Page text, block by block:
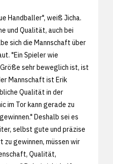
Handballer", weiß Jicha.
und Qualität, auch bei
sich die Mannschaft über
"Ein Spieler wie
sehr beweglich ist, ist
Mannschaft ist Erik
Qualität in der
im Tor kann gerade zu
Deshalb sei es
selbst gute und präzise
zu gewinnen, müssen wir
Qualität,